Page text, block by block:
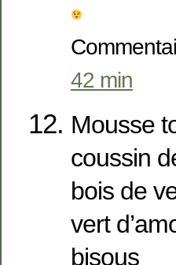
42 min
Mousse
coussin
bois de
vert
bisous